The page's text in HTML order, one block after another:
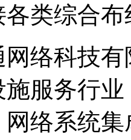
类综合
络科技
服务行
络系统